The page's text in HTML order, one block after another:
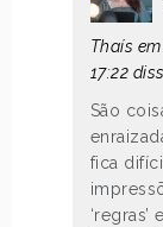
Thaís
17:22
São
fica